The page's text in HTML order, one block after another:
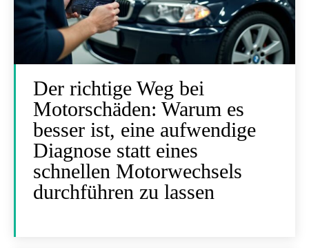
Der richtige Weg bei
Motorschäden: Warum es
besser ist, eine aufwendige
Diagnose statt eines
schnellen Motorwechsels
durchführen zu lassen